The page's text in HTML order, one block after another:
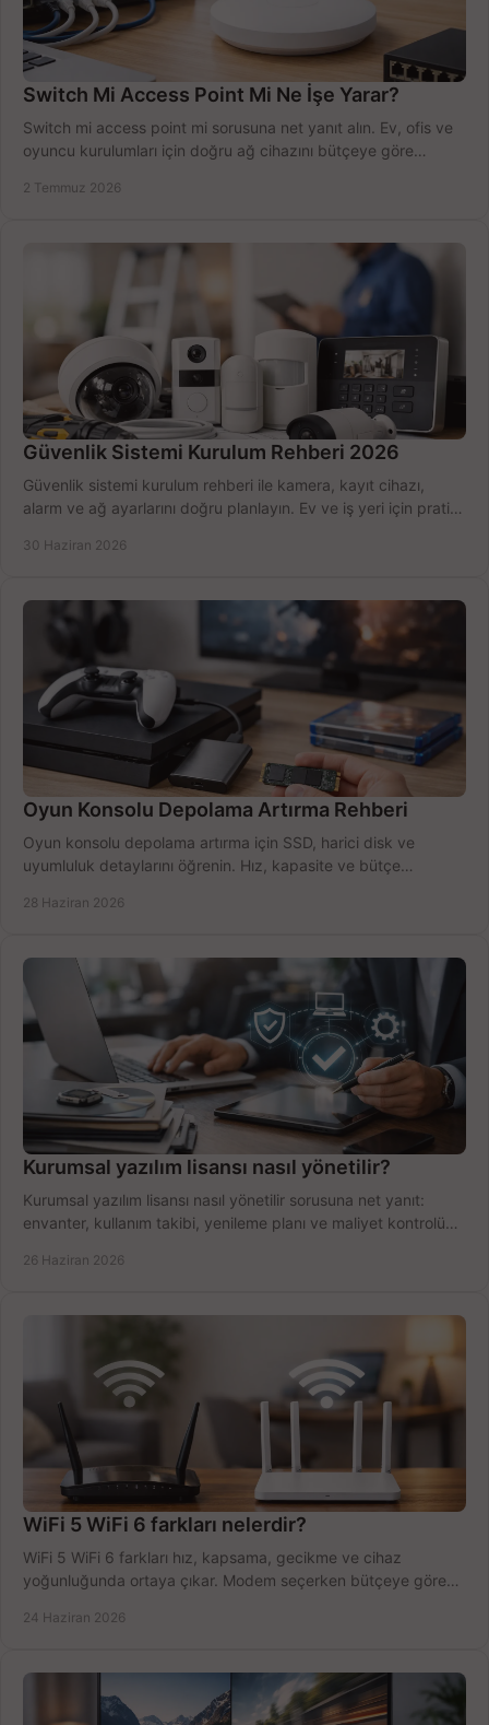
Switch Mi Access Point Mi Ne İşe Yarar?
Switch mi access point mi sorusuna net yanıt alın. Ev, ofis ve
oyuncu kurulumları için doğru ağ cihazını bütçeye göre
2 Temmuz 2026
Güvenlik Sistemi Kurulum Rehberi 2026
Güvenlik sistemi kurulum rehberi ile kamera, kayıt cihazı,
alarm ve ağ ayarlarını doğru planlayın. Ev ve iş yeri için pratik
30 Haziran 2026
Oyun Konsolu Depolama Artırma Rehberi
Oyun konsolu depolama artırma için SSD, harici disk ve
uyumluluk detaylarını öğrenin. Hız, kapasite ve bütçe
28 Haziran 2026
Kurumsal yazılım lisansı nasıl yönetilir?
Kurumsal yazılım lisansı nasıl yönetilir sorusuna net yanıt:
envanter, kullanım takibi, yenileme planı ve maliyet kontrolü
26 Haziran 2026
WiFi 5 WiFi 6 farkları nelerdir?
WiFi 5 WiFi 6 farkları hız, kapsama, gecikme ve cihaz
yoğunluğunda ortaya çıkar. Modem seçerken bütçeye göre
24 Haziran 2026